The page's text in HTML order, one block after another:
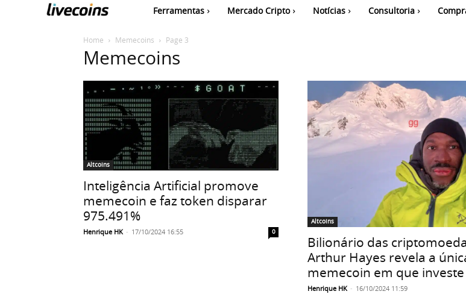
Ferramentas Mercado Cripto Notícias Consultoria
Home Memecoins Page 3
Memecoins
Altcoins
Inteligência Artificial promove
memecoin e faz token disparar
975.491%
Henrique HK - 17/10/2024 16:55 0
Altcoins
Bilionário das
Arthur Hayes revela a
memecoin em que investe
Henrique HK - 16/10/2024 11:59